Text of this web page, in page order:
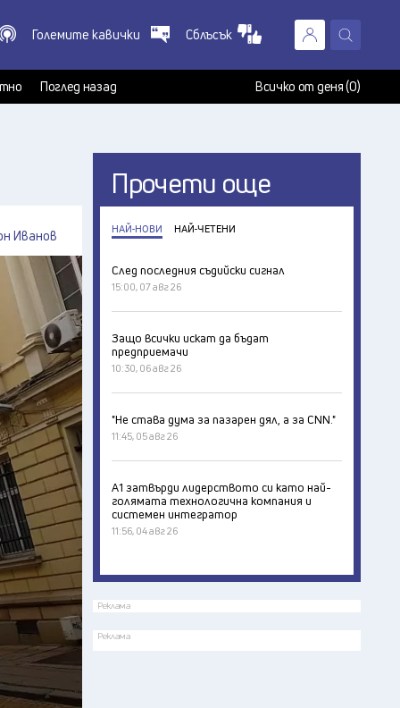
X
Големите кавички Сблъсък
Поглед назад Всичко от деня (0)
Иванов
Прочети още
НАЙ-НОВИ НАЙ-ЧЕТЕНИ
След последния съдийски сигнал
15:00, 07 авг 26
Защо всички искат да бъдат
предприемачи
10:30, 06 авг 26
"Не става дума за пазарен дял, а за CNN."
11:45, 05 авг 26
А1 затвърди лидерството си като най-
голямата технологична компания и
системен интегратор
11:56, 04 авг 26
Реклама
Реклама